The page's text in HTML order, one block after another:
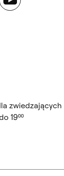
zwiedzających
19⁰⁰